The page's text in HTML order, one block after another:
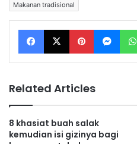
Makanan tradisional
Facebook X Pinterest Messenger
Related Articles
8 khasiat buah salak
kemudian isi gizinya bagi